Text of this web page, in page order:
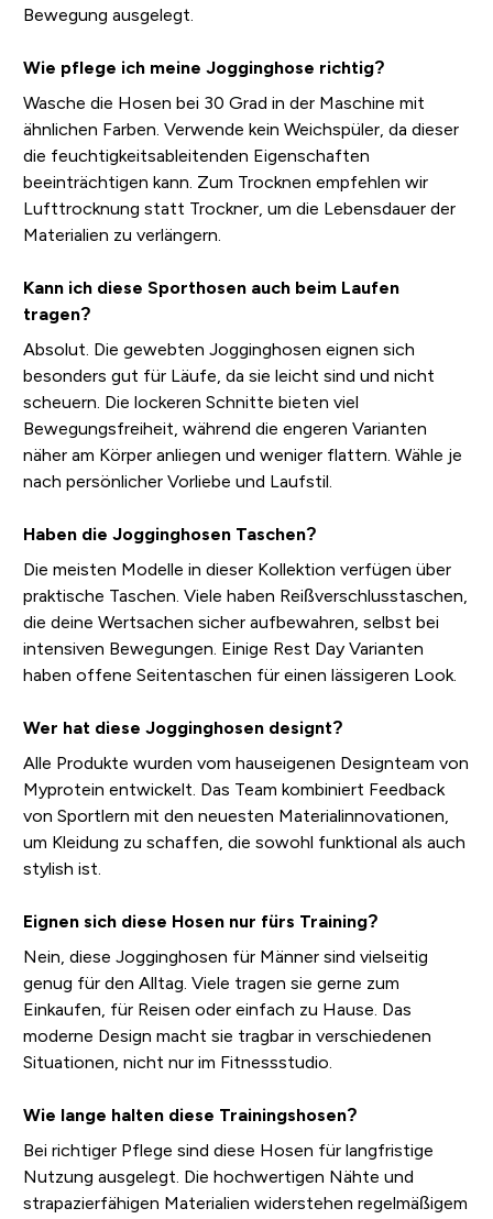
Bewegung ausgelegt.
Wie pflege ich meine Jogginghose richtig?
Wasche die Hosen bei 30 Grad in der Maschine mit
ähnlichen Farben. Verwende kein Weichspüler, da dieser
die feuchtigkeitsableitenden Eigenschaften
beeinträchtigen kann. Zum Trocknen empfehlen wir
Lufttrocknung statt Trockner, um die Lebensdauer der
Materialien zu verlängern.
Kann ich diese Sporthosen auch beim Laufen
tragen?
Absolut. Die gewebten Jogginghosen eignen sich
besonders gut für Läufe, da sie leicht sind und nicht
scheuern. Die lockeren Schnitte bieten viel
Bewegungsfreiheit, während die engeren Varianten
näher am Körper anliegen und weniger flattern. Wähle je
nach persönlicher Vorliebe und Laufstil.
Haben die Jogginghosen Taschen?
Die meisten Modelle in dieser Kollektion verfügen über
praktische Taschen. Viele haben Reißverschlusstaschen,
die deine Wertsachen sicher aufbewahren, selbst bei
intensiven Bewegungen. Einige Rest Day Varianten
haben offene Seitentaschen für einen lässigeren Look.
Wer hat diese Jogginghosen designt?
Alle Produkte wurden vom hauseigenen Designteam von
Myprotein entwickelt. Das Team kombiniert Feedback
von Sportlern mit den neuesten Materialinnovationen,
um Kleidung zu schaffen, die sowohl funktional als auch
stylish ist.
Eignen sich diese Hosen nur fürs Training?
Nein, diese Jogginghosen für Männer sind vielseitig
genug für den Alltag. Viele tragen sie gerne zum
Einkaufen, für Reisen oder einfach zu Hause. Das
moderne Design macht sie tragbar in verschiedenen
Situationen, nicht nur im Fitnessstudio.
Wie lange halten diese Trainingshosen?
Bei richtiger Pflege sind diese Hosen für langfristige
Nutzung ausgelegt. Die hochwertigen Nähte und
strapazierfähigen Materialien widerstehen regelmäßigem